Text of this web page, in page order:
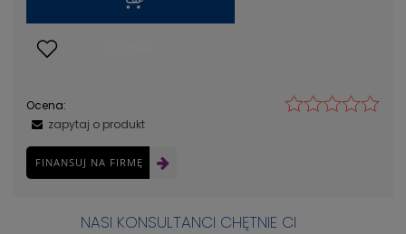
Ocena:
zapytaj o produkt
FINANSUJ NA FIRMĘ
NASI KONSULTANCI CHĘTNIE CI